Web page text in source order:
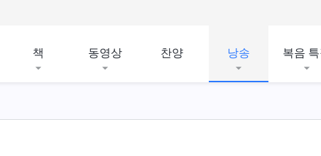
책 동영상 찬양 낭송 복음 특